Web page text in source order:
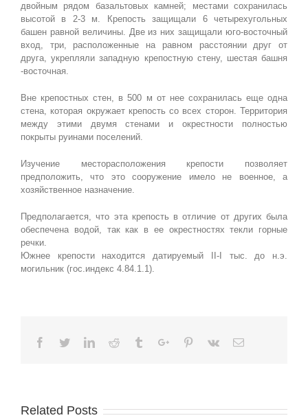
двойным рядом базальтовых камней; местами сохранилась
высотой в 2-3 м. Крепость защищали 6 четырехугольных
башен равной величины. Две из них защищали юго-восточный
вход, три, расположенные на равном расстоянии друг от
друга, укрепляли западную крепостную стену, шестая башня
-восточная.
Вне крепостных стен, в 500 м от нее сохранилась еще одна
стена, которая окружает крепость со всех сторон. Территория
между этими двумя стенами и окрестности полностью
покрыты руинами поселений.
Изучение месторасположения крепости позволяет
предположить, что это сооружение имело не военное, а
хозяйственное назначение.
Предполагается, что эта крепость в отличие от других была
обеспечена водой, так как в ее окрестностях текли горные
речки.
Южнее крепости находится датируемый II-I тыс. до н.э.
могильник (гос.индекс 4.84.1.1).
Facebook
TwitterLinkedinReddit TumblrGoogle+Pinterest
Vk Email
Related Posts